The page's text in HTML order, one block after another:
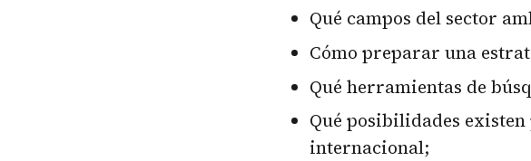
Qué campos del sector
Cómo preparar una
Qué herramientas de
Qué posibilidades
internacional;